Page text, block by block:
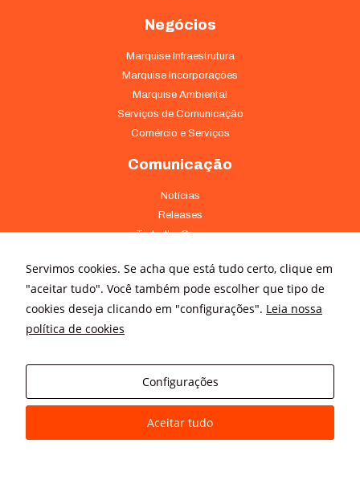
Negócios
Marquise Infraestrutura
Marquise Incorporações
Marquise Ambiental
Serviços de Comunicação
Comércio e Serviços
Comunicação
Notícias
Releases
Trabalhe Conosco
Onde Estamos
Av. Pontes Vieira, 1838 - Dionísio Torres Fortaleza - CE 60135-238
(85) 4008-3322 ou 4008-3333
Av Brigadeiro Faria Lima, 3015 – conj. 41 - Jardim Paulistano São
Paulo - SP 01452-000 - (11) 3166-5500
Servimos cookies. Se acha que está tudo certo, clique em
"aceitar tudo". Você também pode escolher que tipo de
cookies deseja clicando em "configurações". Leia nossa
política de cookies
Configurações
Aceitar tudo